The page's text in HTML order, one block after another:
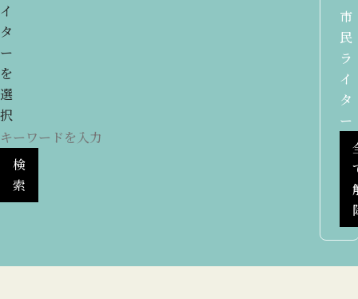
イ
タ
ー
を
選
択
検
索
市
民
ラ
イ
タ
ー